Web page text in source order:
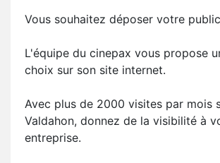
Vous souhaitez déposer votre
L'équipe du cinepax vous propose
choix sur son site internet.
Avec plus de 2000 visites par mois
Valdahon, donnez de la visibilité à
entreprise.